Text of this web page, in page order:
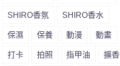
SHIRO香氛 SHIRO香水
保濕 保養 動漫 動畫
打卡 拍照 指甲油 擴香